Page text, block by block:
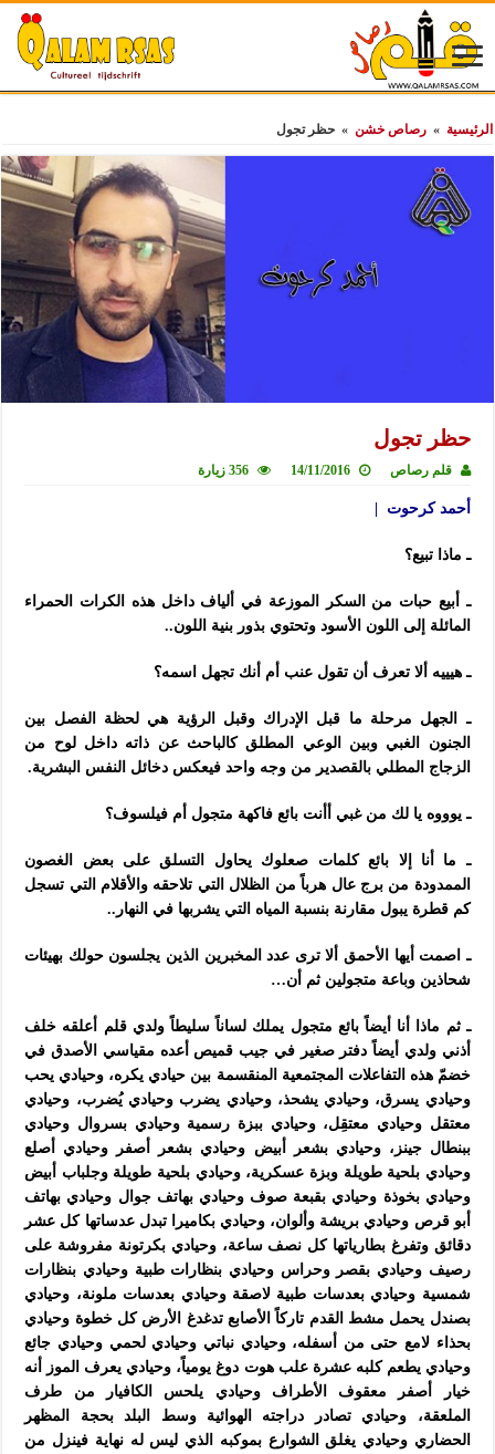
الرئيسية » رصاص خشن » حظر تجول
حظر تجول
قلم رصاص 14/11/2016 356 زيارة
أحمد كرحوت |
ـ ماذا تبيع؟
ـ أبيع حبات من السكر الموزعة في ألياف داخل هذه الكرات الحمراء
المائلة إلى اللون الأسود وتحتوي بذور بنية اللون..
ـ هيييه ألا تعرف أن تقول عنب أم أنك تجهل اسمه؟
ـ الجهل مرحلة ما قبل الإدراك وقبل الرؤية هي لحظة الفصل بين
الجنون الغبي وبين الوعي المطلق كالباحث عن ذاته داخل لوح من
الزجاج المطلي بالقصدير من وجه واحد فيعكس دخائل النفس البشرية.
ـ يوووه يا لك من غبي أأنت بائع فاكهة متجول أم فيلسوف؟
ـ ما أنا إلا بائع كلمات صعلوك يحاول التسلق على بعض الغصون
الممدودة من برج عال هرباً من الظلال التي تلاحقه والأقلام التي تسجل
كم قطرة يبول مقارنة بنسبة المياه التي يشربها في النهار..
ـ اصمت أيها الأحمق ألا ترى عدد المخبرين الذين يجلسون حولك بهيئات
شحاذين وباعة متجولين ثم أن…
ـ ثم ماذا أنا أيضاً بائع متجول يملك لساناً سليطاً ولدي قلم أعلقه خلف
أذني ولدي أيضاً دفتر صغير في جيب قميص أعده مقياسي الأصدق في
خضمّ هذه التفاعلات المجتمعية المنقسمة بين حيادي يكره، وحيادي يحب
وحيادي يسرق، وحيادي يشحذ، وحيادي يضرب وحيادي يُضرب، وحيادي
معتقل وحيادي معتقِل، وحيادي ببزة رسمية وحيادي بسروال وحيادي
ببنطال جينز، وحيادي بشعر أبيض وحيادي بشعر أصفر وحيادي أصلع
وحيادي بلحية طويلة وبزة عسكرية، وحيادي بلحية طويلة وجلباب أبيض
وحيادي بخوذة وحيادي بقبعة صوف وحيادي بهاتف جوال وحيادي بهاتف
أبو قرص وحيادي بريشة وألوان، وحيادي بكاميرا تبدل عدساتها كل عشر
دقائق وتفرغ بطارياتها كل نصف ساعة، وحيادي بكرتونة مفروشة على
رصيف وحيادي بقصر وحراس وحيادي بنظارات طبية وحيادي بنظارات
شمسية وحيادي بعدسات طبية لاصقة وحيادي بعدسات ملونة، وحيادي
بصندل يحمل مشط القدم تاركاً الأصابع تدغدغ الأرض كل خطوة وحيادي
بحذاء لامع حتى من أسفله، وحيادي نباتي وحيادي لحمي وحيادي جائع
وحيادي يطعم كلبه عشرة علب هوت دوغ يومياً، وحيادي يعرف الموز أنه
خيار أصفر معقوف الأطراف وحيادي يلحس الكافيار من طرف
الملعقة، وحيادي تصادر دراجته الهوائية وسط البلد بحجة المظهر
الحضاري وحيادي يغلق الشوارع بموكبه الذي ليس له نهاية فينزل من